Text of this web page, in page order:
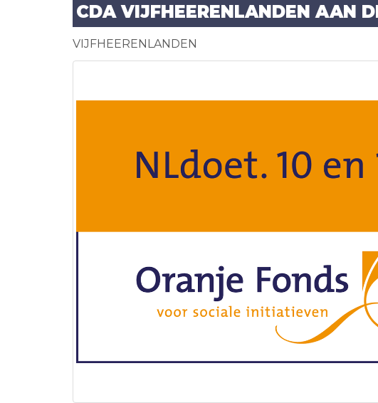
CDA VIJFHEERENLANDEN AAN
VIJFHEERENLANDEN